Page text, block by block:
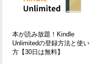
本が読み放題！Kindle
Unlimitedの登録方法と使い
方【30日は無料】